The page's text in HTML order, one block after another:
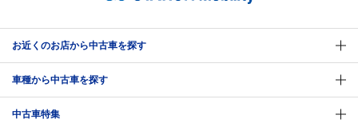
お近くのお店から中古車を探す
車種から中古車を探す
中古車特集